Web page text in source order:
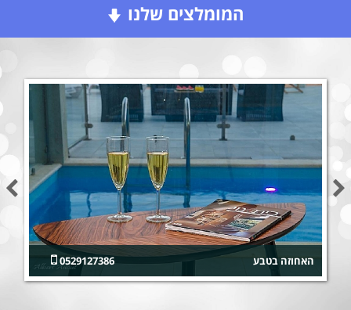
המומלצים שלנו
0529127386 האחוזה בטבע